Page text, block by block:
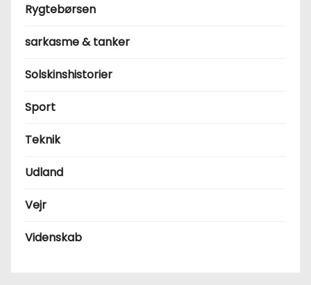
Rygtebørsen
sarkasme & tanker
Solskinshistorier
Sport
Teknik
Udland
Vejr
Videnskab